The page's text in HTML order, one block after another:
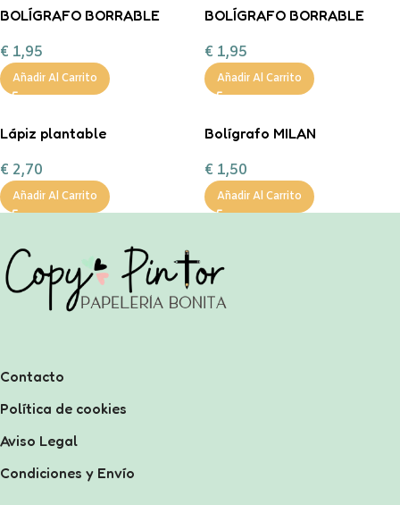
BOLÍGRAFO BORRABLE
€ 1,95
Añadir Al Carrito
BOLÍGRAFO BORRABLE
€ 1,95
Añadir Al Carrito
Lápiz plantable
€ 2,70
Añadir Al Carrito
Bolígrafo MILAN
€ 1,50
Añadir Al Carrito
Contacto
Política de cookies
Aviso Legal
Condiciones y Envío